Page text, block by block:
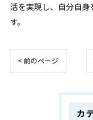
活を実現し、自分自
す。
< 前のページ
カ